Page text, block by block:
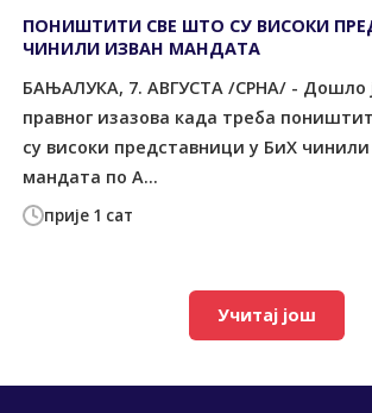
прије 1 сат
ПОНИШТИТИ СВЕ ШТО СУ ВИСОКИ
ЧИНИЛИ ИЗВАН МАНДАТА
БАЊАЛУКА, 7. АВГУСТА /СРНА/ - Дошло
правног изазова када треба
су високи представници у БиХ
мандата по А...
Учитај још